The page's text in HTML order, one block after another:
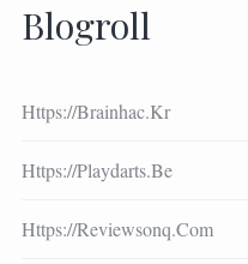
Blogroll
Https://brainhac.kr
Https://playdarts.be
Https://reviewsonq.com